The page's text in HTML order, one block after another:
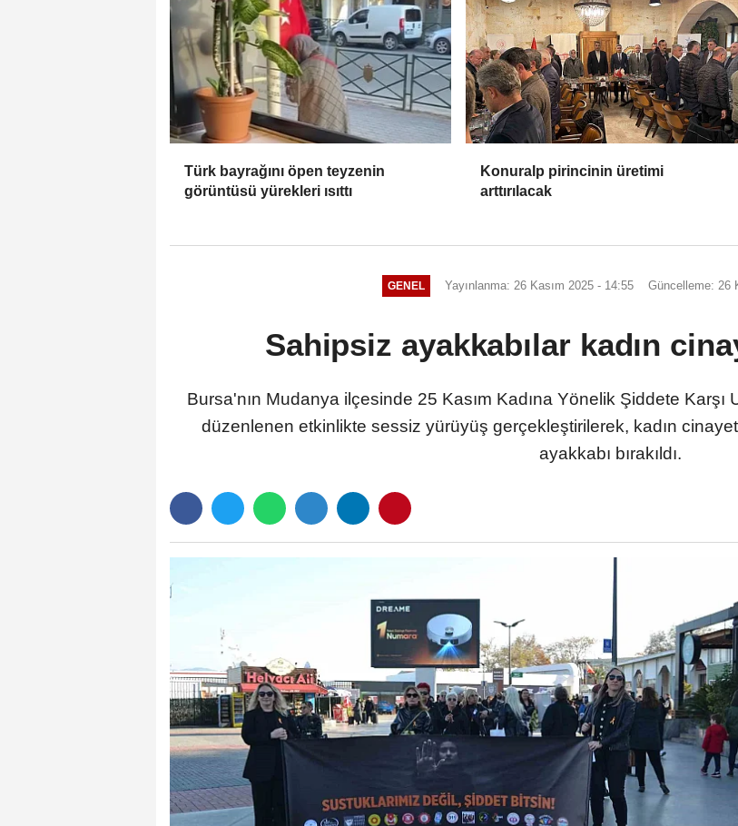
Türk bayrağını öpen teyzenin
görüntüsü yürekleri ısıttı
Konuralp pirincinin üretimi
arttırılacak
GENEL Yayınlanma: 26 Kasım 2025 - 14:55 Güncelleme: 26
Sahipsiz ayakkabılar kadın
Bursa'nın Mudanya ilçesinde 25 Kasım Kadına Yönelik Şiddete
düzenlenen etkinlikte sessiz yürüyüş gerçekleştirilerek, kadın
ayakkabı bırakıldı.